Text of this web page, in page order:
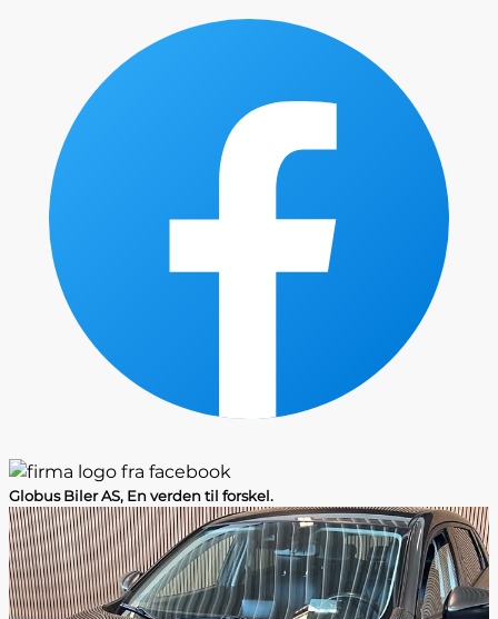
Globus Biler AS, En verden til forskel.